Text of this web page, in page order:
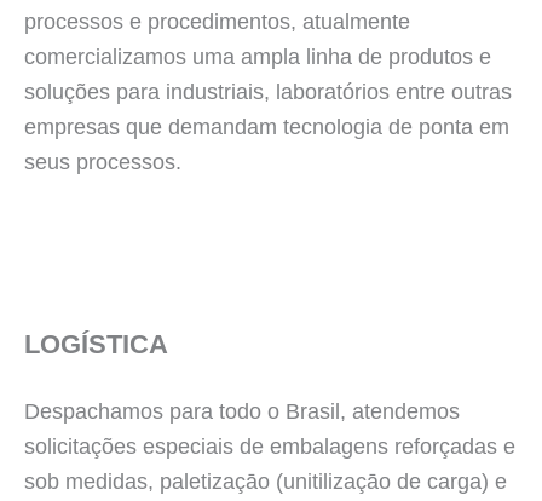
processos e procedimentos, atualmente
comercializamos uma ampla linha de produtos e
soluções para industriais, laboratórios entre outras
empresas que demandam tecnologia de ponta em
seus processos.
LOGÍSTICA
Despachamos para todo o Brasil, atendemos
solicitações especiais de embalagens reforçadas e
sob medidas, paletizaçāo (unitilizaçāo de carga) e